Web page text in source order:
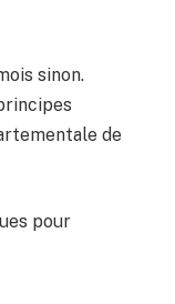
sinon.
de
pour